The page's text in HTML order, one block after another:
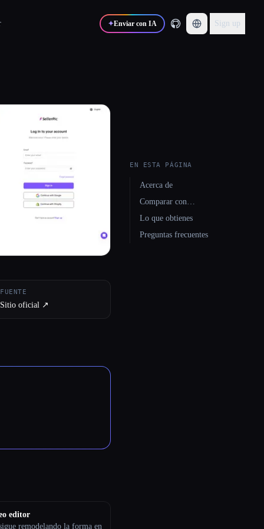
✦Enviar con IA Sign up
FUENTE
Sitio oficial ↗︎
editor
remodelando la forma en
EN ESTA PÁGINA
Acerca de
Comparar con…
Lo que obtienes
Preguntas frecuentes